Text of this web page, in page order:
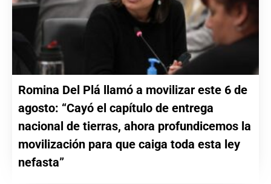
Romina Del Plá llamó a movilizar este 6 de
agosto: “Cayó el capítulo de entrega
nacional de tierras, ahora profundicemos la
movilización para que caiga toda esta ley
nefasta”